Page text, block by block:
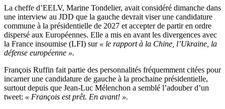
La cheffe d’EELV, Marine Tondelier, avait considéré dimanche dans
une interview au JDD que la gauche devrait viser une candidature
commune à la présidentielle de 2027 et accepter de partir en ordre
dispersé aux Européennes. Elle a mis en avant les divergences avec
la France insoumise (LFI) sur « le rapport à la Chine, l’Ukraine, la
défense européenne ».
François Ruffin fait partie des personnalités fréquemment citées pour
incarner une candidature de gauche à la prochaine présidentielle,
surtout depuis que Jean-Luc Mélenchon a semblé l’adouber d’un
tweet: « François est prêt. En avant! ».